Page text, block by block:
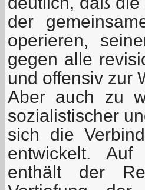
der
operieren,
gegen alle
und offensiv zur
Aber auch zu
sozialistischer
sich die
entwickelt.
enthält der